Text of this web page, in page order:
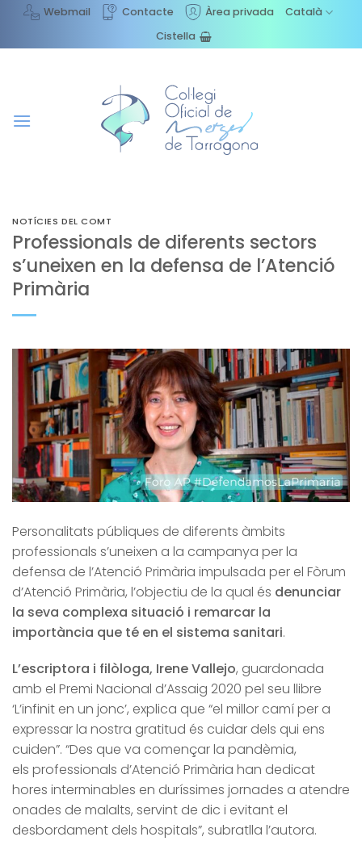
content
Webmail Contacte Àrea privada
Català
Cistella
NOTÍCIES DEL COMT
Professionals de diferents sectors
s’uneixen en la defensa de l’Atenció
Primària
Personalitats públiques de diferents àmbits
professionals s’uneixen a la campanya per la
defensa de l’Atenció Primària impulsada per el Fòrum
d’Atenció Primària, l’objectiu de la qual és denunciar
la seva complexa situació i remarcar la
importància que té en el sistema sanitari.
L’escriptora i filòloga, Irene Vallejo, guardonada
amb el Premi Nacional d’Assaig 2020 pel seu llibre
‘L’infinit en un jonc’, explica que “el millor camí per a
expressar la nostra gratitud és cuidar dels qui ens
cuiden”. “Des que va començar la pandèmia,
els professionals d’Atenció Primària han dedicat
hores interminables en duríssimes jornades a atendre
onades de malalts, servint de dic i evitant el
desbordament dels hospitals”, subratlla l’autora.